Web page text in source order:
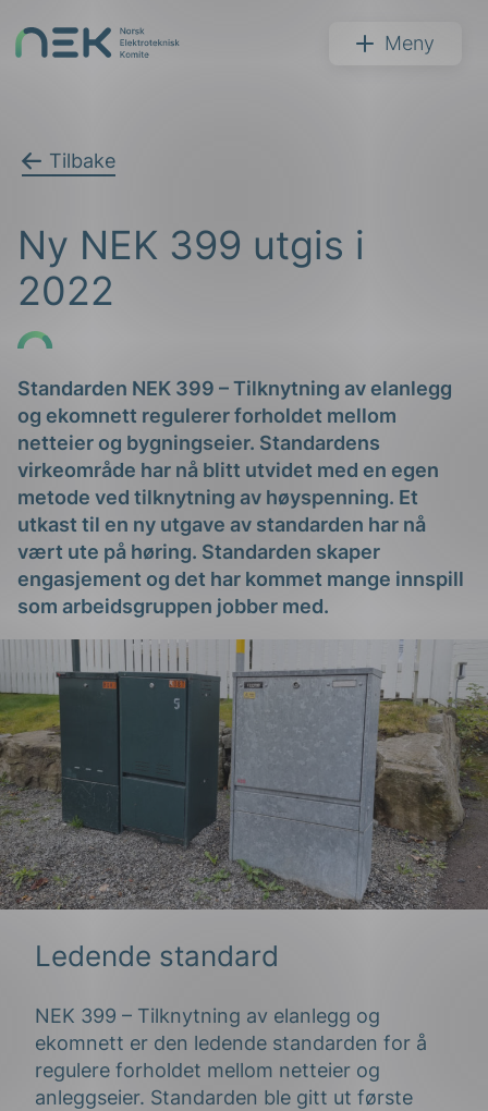
NEK Meny
Tilbake
Ny NEK 399 utgis i
2022
Standarden NEK 399 – Tilknytning av elanlegg
og ekomnett regulerer forholdet mellom
netteier og bygningseier. Standardens
virkeområde har nå blitt utvidet med en egen
metode ved tilknytning av høyspenning. Et
utkast til en ny utgave av standarden har nå
vært ute på høring. Standarden skaper
engasjement og det har kommet mange innspill
som arbeidsgruppen jobber med.
Ledende standard
NEK 399 – Tilknytning av elanlegg og
ekomnett er den ledende standarden for å
regulere forholdet mellom netteier og
anleggseier. Standarden ble gitt ut første